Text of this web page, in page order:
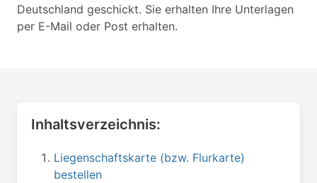
Deutschland geschickt. Sie erhalten Ihre Unterlagen
per E-Mail oder Post erhalten.
Inhaltsverzeichnis:
Liegenschaftskarte (bzw. Flurkarte)
bestellen